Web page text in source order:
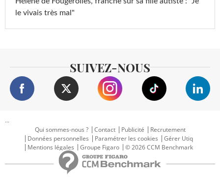
le vivais très mal"
SUIVEZ-NOUS
...
Qui sommes-nous ?
Contact Publicité
Recrutement
Données personnelles
Paramétrer les cookies
Gérer Utiq
Mentions légales
Groupe Figaro © 2026 CCM Benchmark